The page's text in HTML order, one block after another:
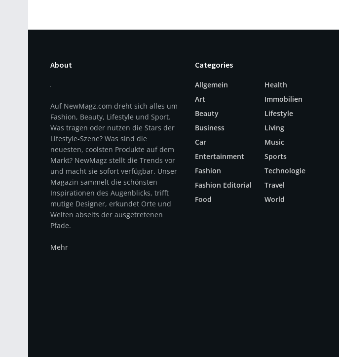
About
Auf NewMagz.com dreht sich alles um
Fashion, Beauty, Lifestyle und Sport.
Was tragen oder nutzen die Stars der
Lifestyle-Szene? Was sind die
neuesten, coolsten Produkte auf dem
Markt? NewMagz stellt die Trends vor
und macht sie sofort verfügbar. Unser
Magazin sammelt die schönsten
Inspirationen des Augenblicks, trifft
mutige Designer, erkundet Orte und
Welten abseits der ausgetretenen
Pfade.
Mehr
Categories
Allgemein
Art
Beauty
Business
Car
Entertainment
Fashion
Fashion Editorial
Food
Health
Immobilien
Lifestyle
Living
Music
Sports
Technologie
Travel
World